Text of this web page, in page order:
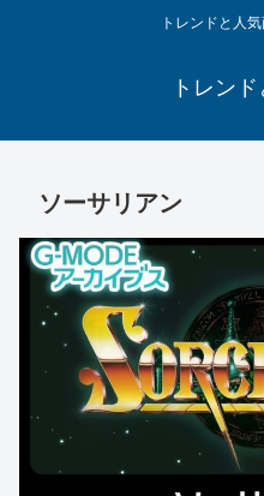
トレンドと人
トレン
ソーサリアン